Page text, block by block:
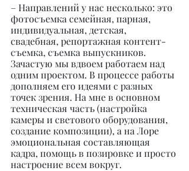
– Направлений у нас несколько: это
фотосъемка семейная, парная,
индивидуальная, детская,
свадебная, репортажная контент-
съемка, съемка выпускников.
Зачастую мы вдвоем работаем над
одним проектом. В процессе работы
дополняем его идеями с разных
точек зрения. На мне в основном
техническая часть (настройка
камеры и светового оборудования,
создание композиции), а на Лоре
эмоциональная составляющая
кадра, помощь в позировке и просто
настроение всем вокруг.